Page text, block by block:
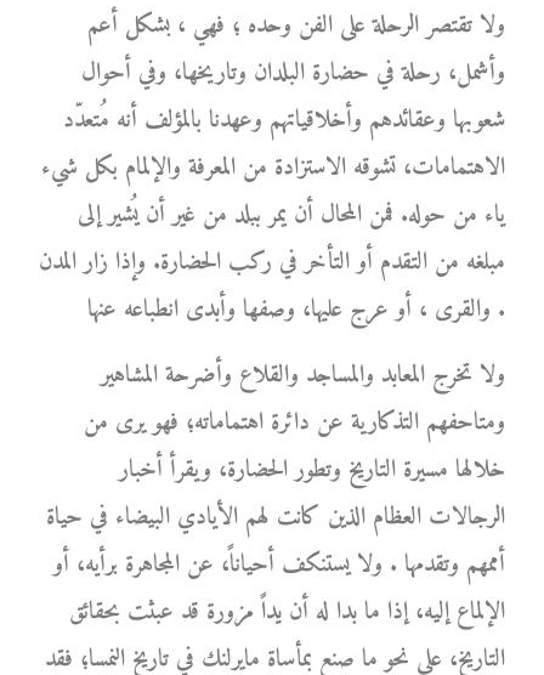
ولا تقتصر الرحلة على الفن وحده ؛ فهي ، بشكل أعم
وأشمل، رحلة في حضارة البلدان وتاريخها، وفي أحوال
شعوبها وعقائدهم وأخلاقياتهم وعهدنا بالمؤلف أنه مُتعدّد
الاهتمامات، تشوقه الاستزادة من المعرفة والإلمام بكل شيء
ياء من حوله. فمن المحال أن يمر ببلد من غير أن يُشير إلى
مبلغه من التقدم أو التأخر في ركب الحضارة. وإذا زار المدن
والقرى ، أو عرج عليها، وصفها وأبدى انطباعه عنها .
ولا تخرج المعابد والمساجد والقلاع وأضرحة المشاهير
ومتاحفهم التذكارية عن دائرة اهتماماته؛ فهو يرى من
خلالها مسيرة التاريخ وتطور الحضارة، ويقرأ أخبار
الرجالات العظام الذين كانت لهم الأيادي البيضاء في حياة
أممهم وتقدمها . ولا يستنكف أحياناً، عن المجاهرة برأيه، أو
الإلماع إليه، إذا ما بدا له أن يداً مزورة قد عبثت بحقائق
التاريخ، على نحو ما صنع بمأساة مايرلنك في تاريخ النمسا؛ فقد